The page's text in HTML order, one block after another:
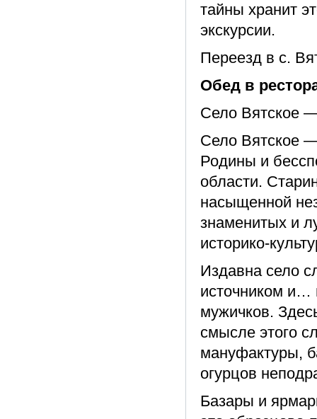
тайны хранит
экскурсии.
Переезд в с.
Обед в
Село Вятское
Село Вятское
Родины и
области.
насыщенной
знаменитых и
историко-
Издавна село
источником и…
мужичков.
смысле этого
мануфактуры,
огурцов
Базары и